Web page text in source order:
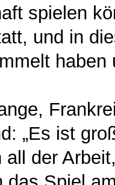
spielen
und in
„Es ist
der